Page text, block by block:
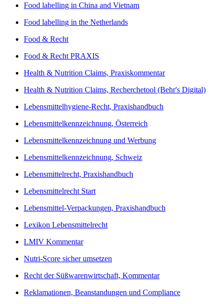
Food labelling in China and Vietnam
Food labelling in the Netherlands
Food & Recht
Food & Recht PRAXIS
Health & Nutrition Claims, Praxiskommentar
Health & Nutrition Claims, Recherchetool (Behr's Digital)
Lebensmittelhygiene-Recht, Praxishandbuch
Lebensmittelkennzeichnung, Österreich
Lebensmittelkennzeichnung und Werbung
Lebensmittelkennzeichnung, Schweiz
Lebensmittelrecht, Praxishandbuch
Lebensmittelrecht Start
Lebensmittel-Verpackungen, Praxishandbuch
Lexikon Lebensmittelrecht
LMIV Kommentar
Nutri-Score sicher umsetzen
Recht der Süßwarenwirtschaft, Kommentar
Reklamationen, Beanstandungen und Compliance